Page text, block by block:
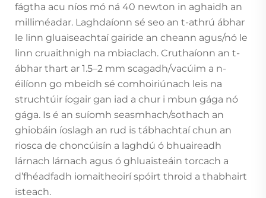
fágtha acu níos mó ná 40 newton in aghaidh an
milliméadar. Laghdaíonn sé seo an t-athrú ábhar
le linn gluaiseachtaí gairide an cheann agus/nó le
linn cruaithnigh na mbiaclach. Cruthaíonn an t-
ábhar thart ar 1.5–2 mm scagadh/vacúim a n-
éilíonn go mbeidh sé comhoiriúnach leis na
struchtúir íogair gan iad a chur i mbun gága nó
gága. Is é an suíomh seasmhach/sothach an
ghiobáin íoslagh an rud is tábhachtaí chun an
riosca de choncúisín a laghdú ó bhuaireadh
lárnach lárnach agus ó ghluaisteáin torcach a
d’fhéadfadh iomaitheoirí spóirt throid a thabhairt
isteach.